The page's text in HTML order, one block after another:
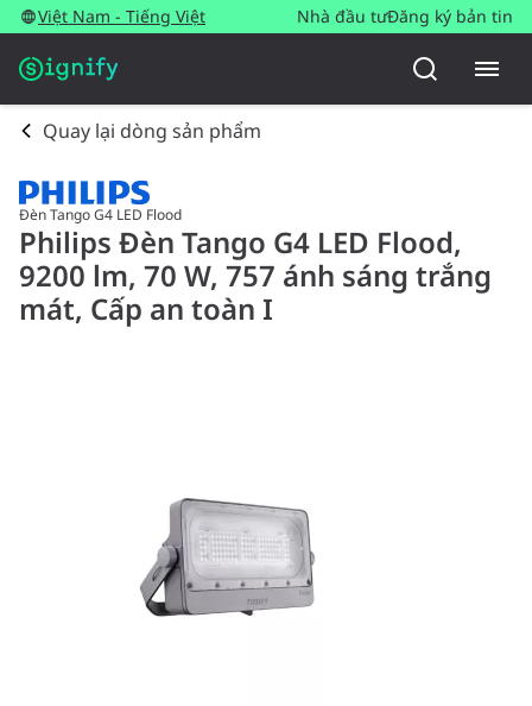
Việt Nam - Tiếng Việt Nhà đầu tưĐăng ký bản tin
Quay lại dòng sản phẩm
Đèn Tango G4 LED Flood
Philips Đèn Tango G4 LED Flood,
9200 lm, 70 W, 757 ánh sáng trắng
mát, Cấp an toàn I